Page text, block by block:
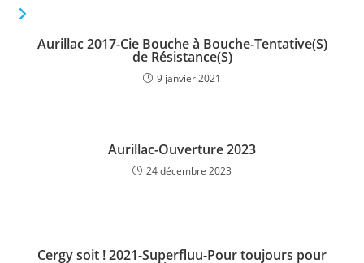
Aurillac 2017-Cie Bouche à Bouche-Tentative(S)
de Résistance(S)
9 janvier 2021
Aurillac-Ouverture 2023
24 décembre 2023
Cergy soit ! 2021-Superfluu-Pour toujours pour